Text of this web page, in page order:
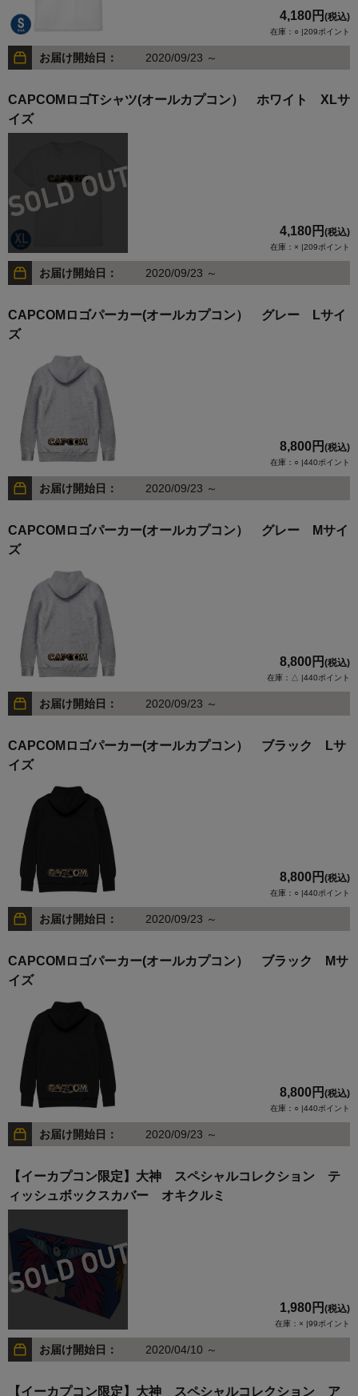
4,180円 (税込)
在庫：○ |209ポイント
お届け開始日： 2020/09/23 ～
CAPCOMロゴTシャツ(オールカプコン） ホワイト XLサ
イズ
4,180円 (税込)
在庫：× |209ポイント
お届け開始日： 2020/09/23 ～
CAPCOMロゴパーカー(オールカプコン） グレー Lサイ
ズ
8,800円 (税込)
在庫：○ |440ポイント
お届け開始日： 2020/09/23 ～
CAPCOMロゴパーカー(オールカプコン） グレー Mサイ
ズ
8,800円 (税込)
在庫：△ |440ポイント
お届け開始日： 2020/09/23 ～
CAPCOMロゴパーカー(オールカプコン） ブラック Lサ
イズ
8,800円 (税込)
在庫：○ |440ポイント
お届け開始日： 2020/09/23 ～
CAPCOMロゴパーカー(オールカプコン） ブラック Mサ
イズ
8,800円 (税込)
在庫：○ |440ポイント
お届け開始日： 2020/09/23 ～
【イーカプコン限定】大神 スペシャルコレクション テ
ィッシュボックスカバー オキクルミ
1,980円 (税込)
在庫：× |99ポイント
お届け開始日： 2020/04/10 ～
【イーカプコン限定】大神 スペシャルコレクション ア